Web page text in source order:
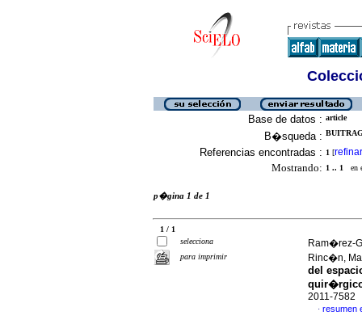
Base de datos : article
B�squeda :
Referencias encontradas : 1 [refinar
Mostrando: 1 .. 1 en
p�gina 1 de 1
1 / 1
selecciona
para imprimir
Ram�rez-
Rinc�n,
del
2011-7582
· resumen